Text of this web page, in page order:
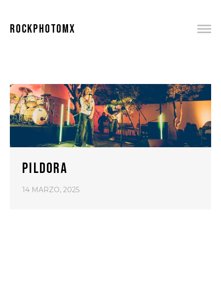
ROCKPHOTOMX
PILDORA
14 MARZO, 2025